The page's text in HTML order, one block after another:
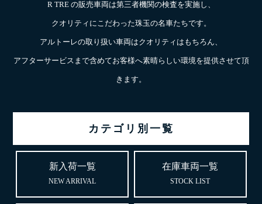
R TRE の販売車両は第三者機関の検査を実施し、
クオリティにこだわった珠玉の名車たちです。
アルトーレの取り扱い車両はクオリティはもちろん、
アフターサービスまで含めてお客様へ素晴らしい環境を提供させて頂
きます。
カテゴリ別一覧
新入荷一覧
NEW ARRIVAL
在庫車両一覧
STOCK LIST